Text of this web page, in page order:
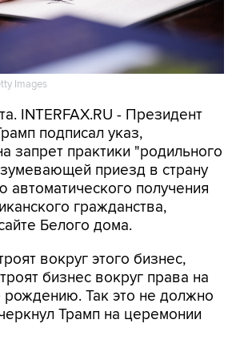
Images
INTERFAX.RU - Президент
подписал указ,
запрет практики "родильного
приезд в страну
автоматического получения
гражданства,
Белого дома.
вокруг этого бизнес,
бизнес вокруг права на
рождению. Так это не должно
Трамп на церемонии